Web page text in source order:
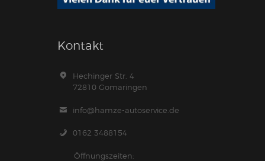
Kontakt
Hechinger Str. 4
72810 Gomaringen
info@hamze-autoservice.de
0162 3488154
Öffnungszeiten: